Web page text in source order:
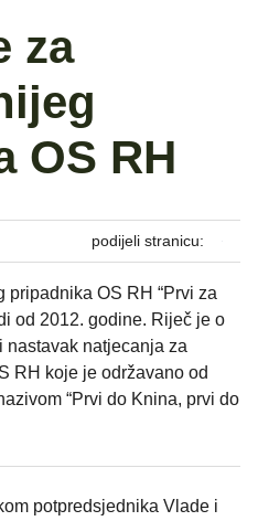
za
OS RH
podijeli stranicu:
OS RH “Prvi za
od 2012. godine. Riječ je o
natjecanja za
RH koje je održavano od
“Prvi do Knina, prvi do
potpredsjednika Vlade i